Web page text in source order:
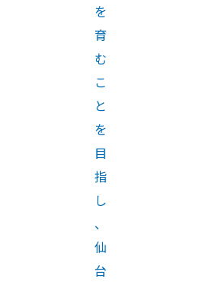
を
育
む
こ
と
を
目
指
し
、
仙
台